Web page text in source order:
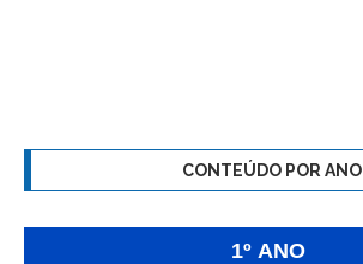
CONTEÚDO POR ANO
1º ANO